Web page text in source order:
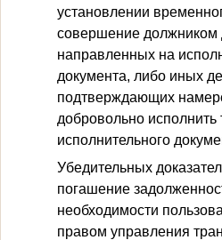
установлении
совершение должником
направленных на
документа, либо иных
подтверждающих
добровольно исполнить
исполнительного
Убедительных
погашение
необходимости
правом управления